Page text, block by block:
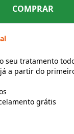
COMPRAR
seu tratamento
a partir do
grátis